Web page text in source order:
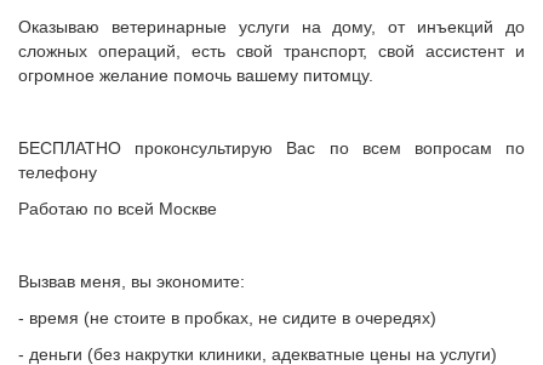
Оказываю ветеринарные услуги на дому, от инъекций до
сложных операций, есть свой транспорт, свой ассистент и
огромное желание помочь вашему питомцу.
БЕСПЛАТНО проконсультирую Вас по всем вопросам по
телефону
Работаю по всей Москве
Вызвав меня, вы экономите:
- время (не стоите в пробках, не сидите в очередях)
- деньги (без накрутки клиники, адекватные цены на услуги)